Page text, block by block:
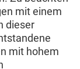
mit einem
dieser
mit hohem